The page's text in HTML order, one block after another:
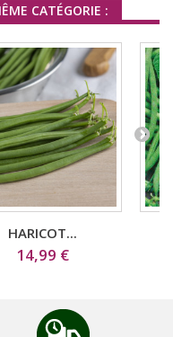
CATÉGORIE :
HARICOT...
14,99 €